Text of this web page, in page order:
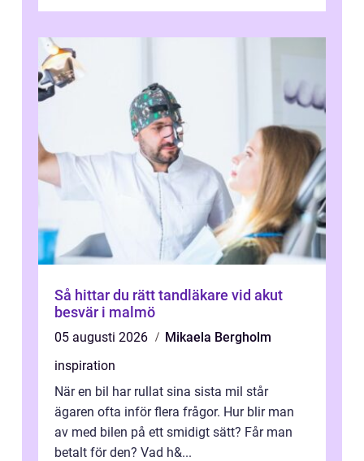
Så hittar du rätt tandläkare vid akut
besvär i malmö
05 augusti 2026
Mikaela Bergholm
inspiration
När en bil har rullat sina sista mil står
ägaren ofta inför flera frågor. Hur blir man
av med bilen på ett smidigt sätt? Får man
betalt för den? Vad h&...